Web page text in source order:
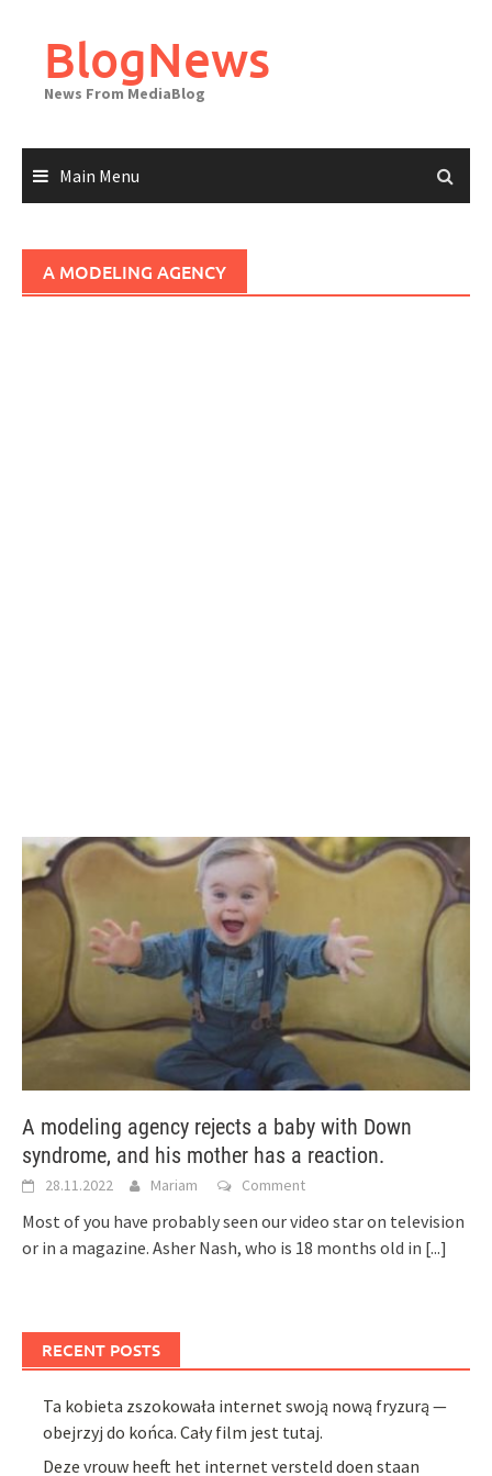
contentBlogNews
News From MediaBlog
Main Menu
A MODELING AGENCY
A modeling agency rejects a baby with Down
syndrome, and his mother has a reaction.
28.11.2022 Mariam Comment
Most of you have probably seen our video star on television
or in a magazine. Asher Nash, who is 18 months old in [...]
RECENT POSTS
Ta kobieta zszokowała internet swoją nową fryzurą —
obejrzyj do końca. Cały film jest tutaj.
Deze vrouw heeft het internet versteld doen staan